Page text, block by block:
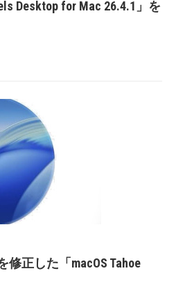
Desktop for Mac 26.4.1」を
正した「macOS Tahoe